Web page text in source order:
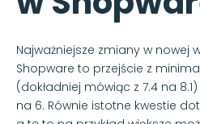
Najważniejsze zmiany w nowej
Shopware to przejście z
(dokładniej mówiąc z 7.4 na
na 6. Równie istotne kwestie